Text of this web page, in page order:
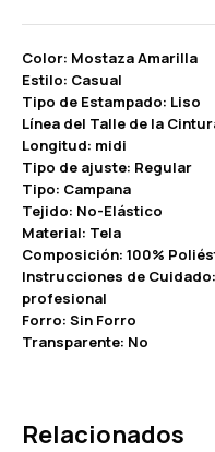
Color: Mostaza Amarilla
Estilo: Casual
Tipo de Estampado: Liso
Línea del Talle de la
Longitud: midi
Tipo de ajuste: Regular
Tipo: Campana
Tejido: No-Elástico
Material: Tela
Composición: 100%
Instrucciones de
profesional
Forro: Sin Forro
Transparente: No
Relacionados